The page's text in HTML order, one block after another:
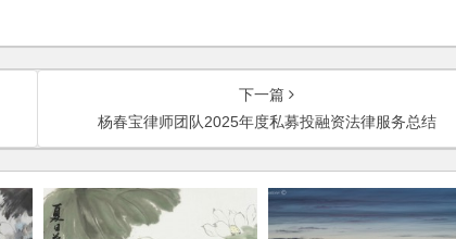
下一篇
杨春宝律师团队2025年度私募投融资法律服务总结